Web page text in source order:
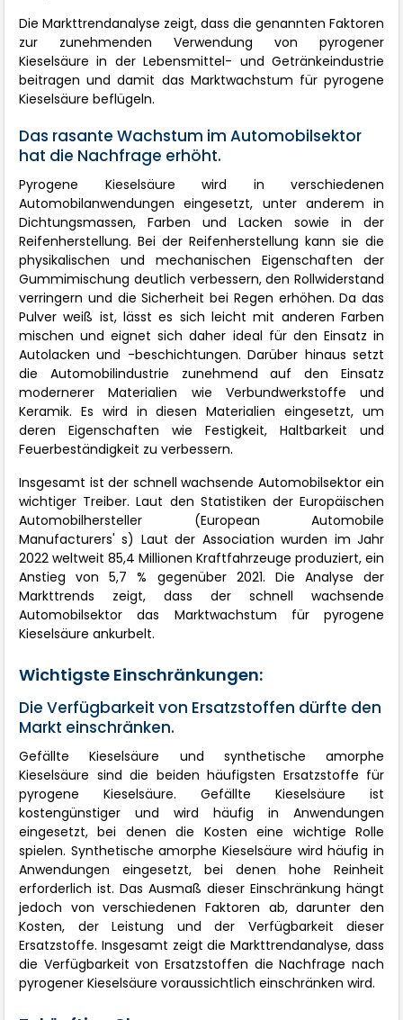
Die Markttrendanalyse zeigt, dass die genannten Faktoren
zur zunehmenden Verwendung von pyrogener
Kieselsäure in der Lebensmittel- und Getränkeindustrie
beitragen und damit das Marktwachstum für pyrogene
Kieselsäure beflügeln.
Das rasante Wachstum im Automobilsektor
hat die Nachfrage erhöht.
Pyrogene Kieselsäure wird in verschiedenen
Automobilanwendungen eingesetzt, unter anderem in
Dichtungsmassen, Farben und Lacken sowie in der
Reifenherstellung. Bei der Reifenherstellung kann sie die
physikalischen und mechanischen Eigenschaften der
Gummimischung deutlich verbessern, den Rollwiderstand
verringern und die Sicherheit bei Regen erhöhen. Da das
Pulver weiß ist, lässt es sich leicht mit anderen Farben
mischen und eignet sich daher ideal für den Einsatz in
Autolacken und -beschichtungen. Darüber hinaus setzt
die Automobilindustrie zunehmend auf den Einsatz
modernerer Materialien wie Verbundwerkstoffe und
Keramik. Es wird in diesen Materialien eingesetzt, um
deren Eigenschaften wie Festigkeit, Haltbarkeit und
Feuerbeständigkeit zu verbessern.
Insgesamt ist der schnell wachsende Automobilsektor ein
wichtiger Treiber. Laut den Statistiken der Europäischen
Automobilhersteller (European Automobile
Manufacturers' s) Laut der Association wurden im Jahr
2022 weltweit 85,4 Millionen Kraftfahrzeuge produziert, ein
Anstieg von 5,7 % gegenüber 2021. Die Analyse der
Markttrends zeigt, dass der schnell wachsende
Automobilsektor das Marktwachstum für pyrogene
Kieselsäure ankurbelt.
Wichtigste Einschränkungen:
Die Verfügbarkeit von Ersatzstoffen dürfte den
Markt einschränken.
Gefällte Kieselsäure und synthetische amorphe
Kieselsäure sind die beiden häufigsten Ersatzstoffe für
pyrogene Kieselsäure. Gefällte Kieselsäure ist
kostengünstiger und wird häufig in Anwendungen
eingesetzt, bei denen die Kosten eine wichtige Rolle
spielen. Synthetische amorphe Kieselsäure wird häufig in
Anwendungen eingesetzt, bei denen hohe Reinheit
erforderlich ist. Das Ausmaß dieser Einschränkung hängt
jedoch von verschiedenen Faktoren ab, darunter den
Kosten, der Leistung und der Verfügbarkeit dieser
Ersatzstoffe. Insgesamt zeigt die Markttrendanalyse, dass
die Verfügbarkeit von Ersatzstoffen die Nachfrage nach
pyrogener Kieselsäure voraussichtlich einschränken wird.